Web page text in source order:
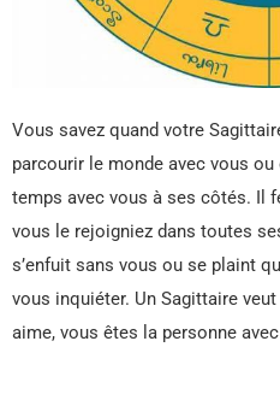
Vous savez quand votre
parcourir le monde avec vous
temps avec vous à ses côtés. Il
vous le rejoigniez dans toutes
s’enfuit sans vous ou se plaint
vous inquiéter. Un Sagittaire
aime, vous êtes la personne